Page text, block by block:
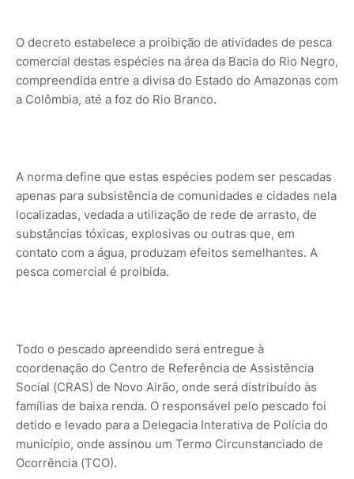
O decreto estabelece a proibição de atividades de pesca
comercial destas espécies na área da Bacia do Rio Negro,
compreendida entre a divisa do Estado do Amazonas com
a Colômbia, até a foz do Rio Branco.
A norma define que estas espécies podem ser pescadas
apenas para subsistência de comunidades e cidades nela
localizadas, vedada a utilização de rede de arrasto, de
substâncias tóxicas, explosivas ou outras que, em
contato com a água, produzam efeitos semelhantes. A
pesca comercial é proibida.
Todo o pescado apreendido será entregue à
coordenação do Centro de Referência de Assistência
Social (CRAS) de Novo Airão, onde será distribuído às
famílias de baixa renda. O responsável pelo pescado foi
detido e levado para a Delegacia Interativa de Polícia do
município, onde assinou um Termo Circunstanciado de
Ocorrência (TCO).